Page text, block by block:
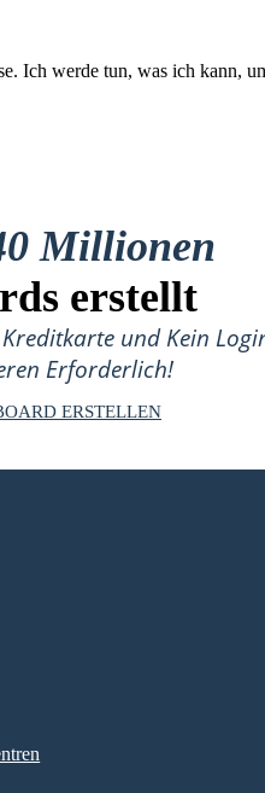
Ich werde tun, was ich kann,
Millionen
erstellt
und Kein
Erforderlich!
ERSTELLEN